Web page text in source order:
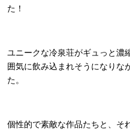
た！
ユニークな冷泉荘がギュっと濃
囲気に飲み込まれそうになりな
た。
個性的で素敵な作品たちと、そ